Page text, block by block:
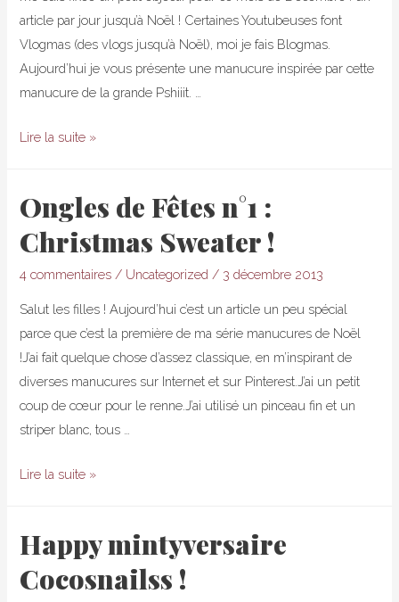
Teeny
article par jour jusqu’à Noël ! Certaines Youtubeuses font
Vlogmas (des vlogs jusqu’à Noël), moi je fais Blogmas.
Aujourd’hui je vous présente une manucure inspirée par cette
manucure de la grande Pshiiit. …
Inspiration
Encore
du
mint
Lire la suite »
Ongles de Fêtes n°1 :
Christmas Sweater !
4 commentaires / Uncategorized / 3 décembre 2013
Salut les filles ! Aujourd’hui c’est un article un peu spécial
parce que c’est la première de ma série manucures de Noël
!J’ai fait quelque chose d’assez classique, en m’inspirant de
diverses manucures sur Internet et sur Pinterest.J’ai un petit
coup de cœur pour le renne.J’ai utilisé un pinceau fin et un
striper blanc, tous …
Ongles
n°1
Christmas
Lire la suite »
Happy mintyversaire
Cocosnailss !